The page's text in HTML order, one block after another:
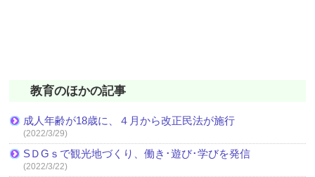
教育のほかの記事
成人年齢が18歳に、４月から改正民法が施行
(2022/3/29)
SＤGｓで観光地づくり、働き･遊び･学びを発信
(2022/3/22)